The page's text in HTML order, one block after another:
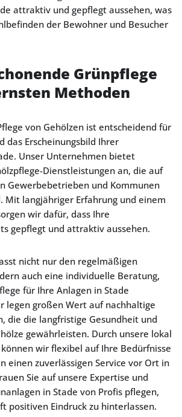
attraktiv und gepflegt aussehen, was
der Bewohner und Besucher
Grünpflege
Methoden
von Gehölzen ist entscheidend für
das Erscheinungsbild Ihrer
Unser Unternehmen bietet
Dienstleistungen an, die auf
Gewerbebetrieben und Kommunen
Mit langjähriger Erfahrung und einem
wir dafür, dass Ihre
gepflegt und attraktiv aussehen.
nicht nur den regelmäßigen
auch eine individuelle Beratung,
für Ihre Anlagen in Stade
legen großen Wert auf nachhaltige
die die langfristige Gesundheit und
gewährleisten. Durch unsere lokal
wir flexibel auf Ihre Bedürfnisse
einen zuverlässigen Service vor Ort in
Sie auf unsere Expertise und
in Stade von Profis pflegen,
positiven Eindruck zu hinterlassen.